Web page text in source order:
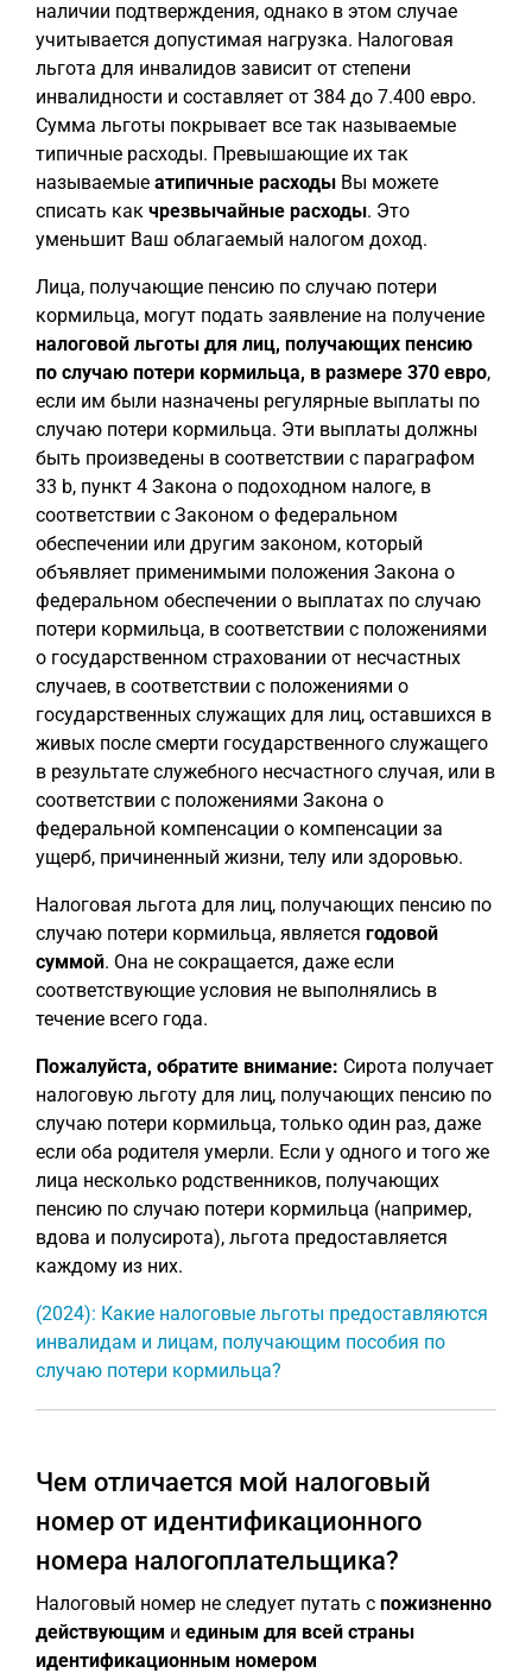
наличии подтверждения, однако в этом случае
учитывается допустимая нагрузка. Налоговая
льгота для инвалидов зависит от степени
инвалидности и составляет от 384 до 7.400 евро.
Сумма льготы покрывает все так называемые
типичные расходы. Превышающие их так
называемые атипичные расходы Вы можете
списать как чрезвычайные расходы. Это
уменьшит Ваш облагаемый налогом доход.
Лица, получающие пенсию по случаю потери
кормильца, могут подать заявление на получение
налоговой льготы для лиц, получающих пенсию
по случаю потери кормильца, в размере 370 евро,
если им были назначены регулярные выплаты по
случаю потери кормильца. Эти выплаты должны
быть произведены в соответствии с параграфом
33 b, пункт 4 Закона о подоходном налоге, в
соответствии с Законом о федеральном
обеспечении или другим законом, который
объявляет применимыми положения Закона о
федеральном обеспечении о выплатах по случаю
потери кормильца, в соответствии с положениями
о государственном страховании от несчастных
случаев, в соответствии с положениями о
государственных служащих для лиц, оставшихся в
живых после смерти государственного служащего
в результате служебного несчастного случая, или в
соответствии с положениями Закона о
федеральной компенсации о компенсации за
ущерб, причиненный жизни, телу или здоровью.
Налоговая льгота для лиц, получающих пенсию по
случаю потери кормильца, является годовой
суммой. Она не сокращается, даже если
соответствующие условия не выполнялись в
течение всего года.
Пожалуйста, обратите внимание: Сирота получает
налоговую льготу для лиц, получающих пенсию по
случаю потери кормильца, только один раз, даже
если оба родителя умерли. Если у одного и того же
лица несколько родственников, получающих
пенсию по случаю потери кормильца (например,
вдова и полусирота), льгота предоставляется
каждому из них.
(2024): Какие налоговые льготы предоставляются
инвалидам и лицам, получающим пособия по
случаю потери кормильца?
Чем отличается мой налоговый
номер от идентификационного
номера налогоплательщика?
Налоговый номер не следует путать с пожизненно
действующим и единым для всей страны
идентификационным номером